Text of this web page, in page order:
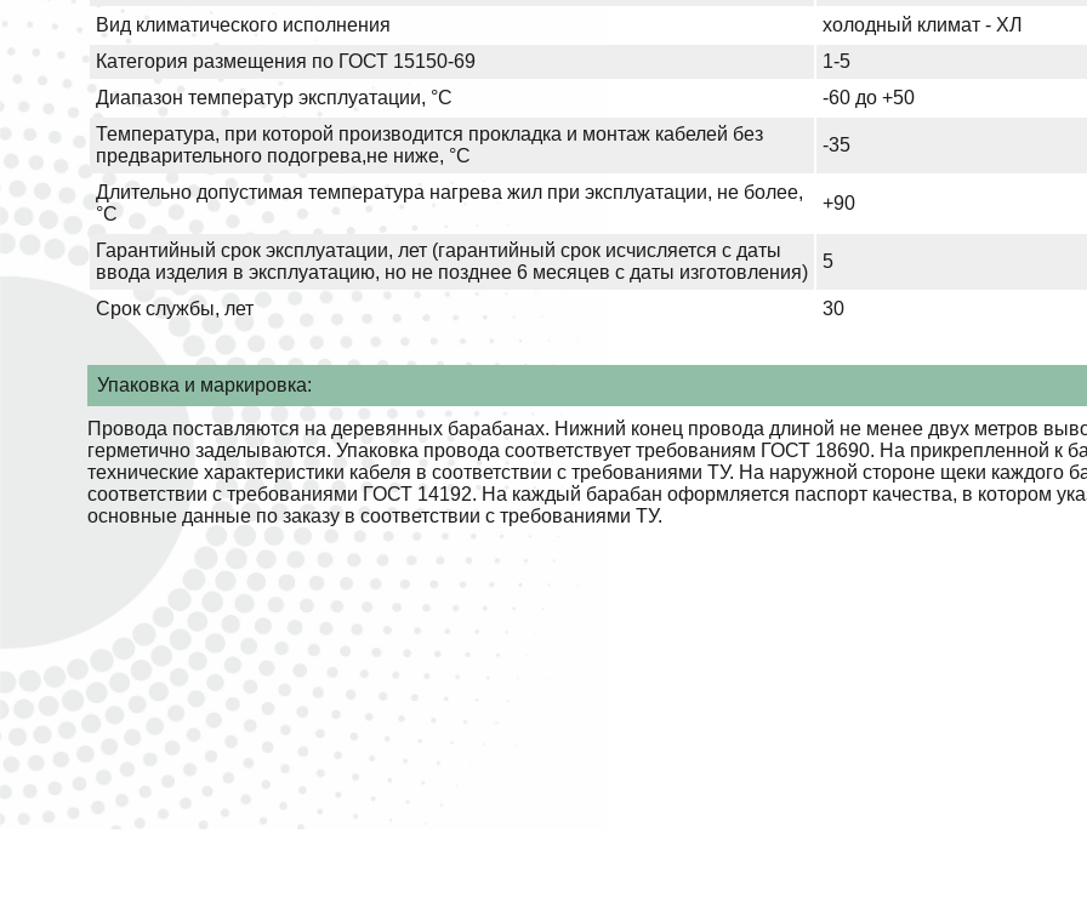
Вид климатического исполнения
холодный климат - ХЛ
Категория размещения по ГОСТ 15150-69
1-5
Диапазон температур эксплуатации, °С
-60 до +50
Температура, при которой производится прокладка и монтаж кабелей без
предварительного подогрева,не ниже, °С
-35
Длительно допустимая температура нагрева жил при эксплуатации, не более,
°С
+90
Гарантийный срок эксплуатации, лет (гарантийный срок исчисляется с даты
ввода изделия в эксплуатацию, но не позднее 6 месяцев с даты изготовления)
5
Срок службы, лет 30
Упаковка и маркировка:
Провода поставляются на деревянных барабанах. Нижний конец провода длиной не менее двух метров
герметично заделываются. Упаковка провода соответствует требованиям ГОСТ 18690. На прикрепленной к
технические характеристики кабеля в соответствии с требованиями ТУ. На наружной стороне щеки каждого
соответствии с требованиями ГОСТ 14192. На каждый барабан оформляется паспорт качества, в котором
основные данные по заказу в соответствии с требованиями ТУ.